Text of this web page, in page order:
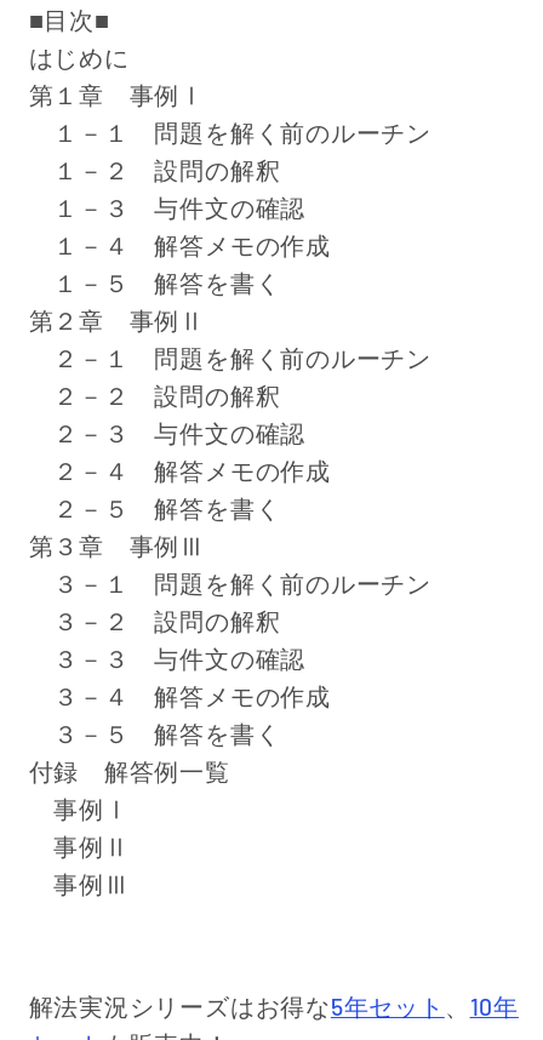
■目次■
はじめに
第１章 事例Ⅰ
１－１ 問題を解く前のルーチン
１－２ 設問の解釈
１－３ 与件文の確認
１－４ 解答メモの作成
１－５ 解答を書く
第２章 事例Ⅱ
２－１ 問題を解く前のルーチン
２－２ 設問の解釈
２－３ 与件文の確認
２－４ 解答メモの作成
２－５ 解答を書く
第３章 事例Ⅲ
３－１ 問題を解く前のルーチン
３－２ 設問の解釈
３－３ 与件文の確認
３－４ 解答メモの作成
３－５ 解答を書く
付録 解答例一覧
事例Ⅰ
事例Ⅱ
事例Ⅲ
解法実況シリーズはお得な5年セット 、 10年